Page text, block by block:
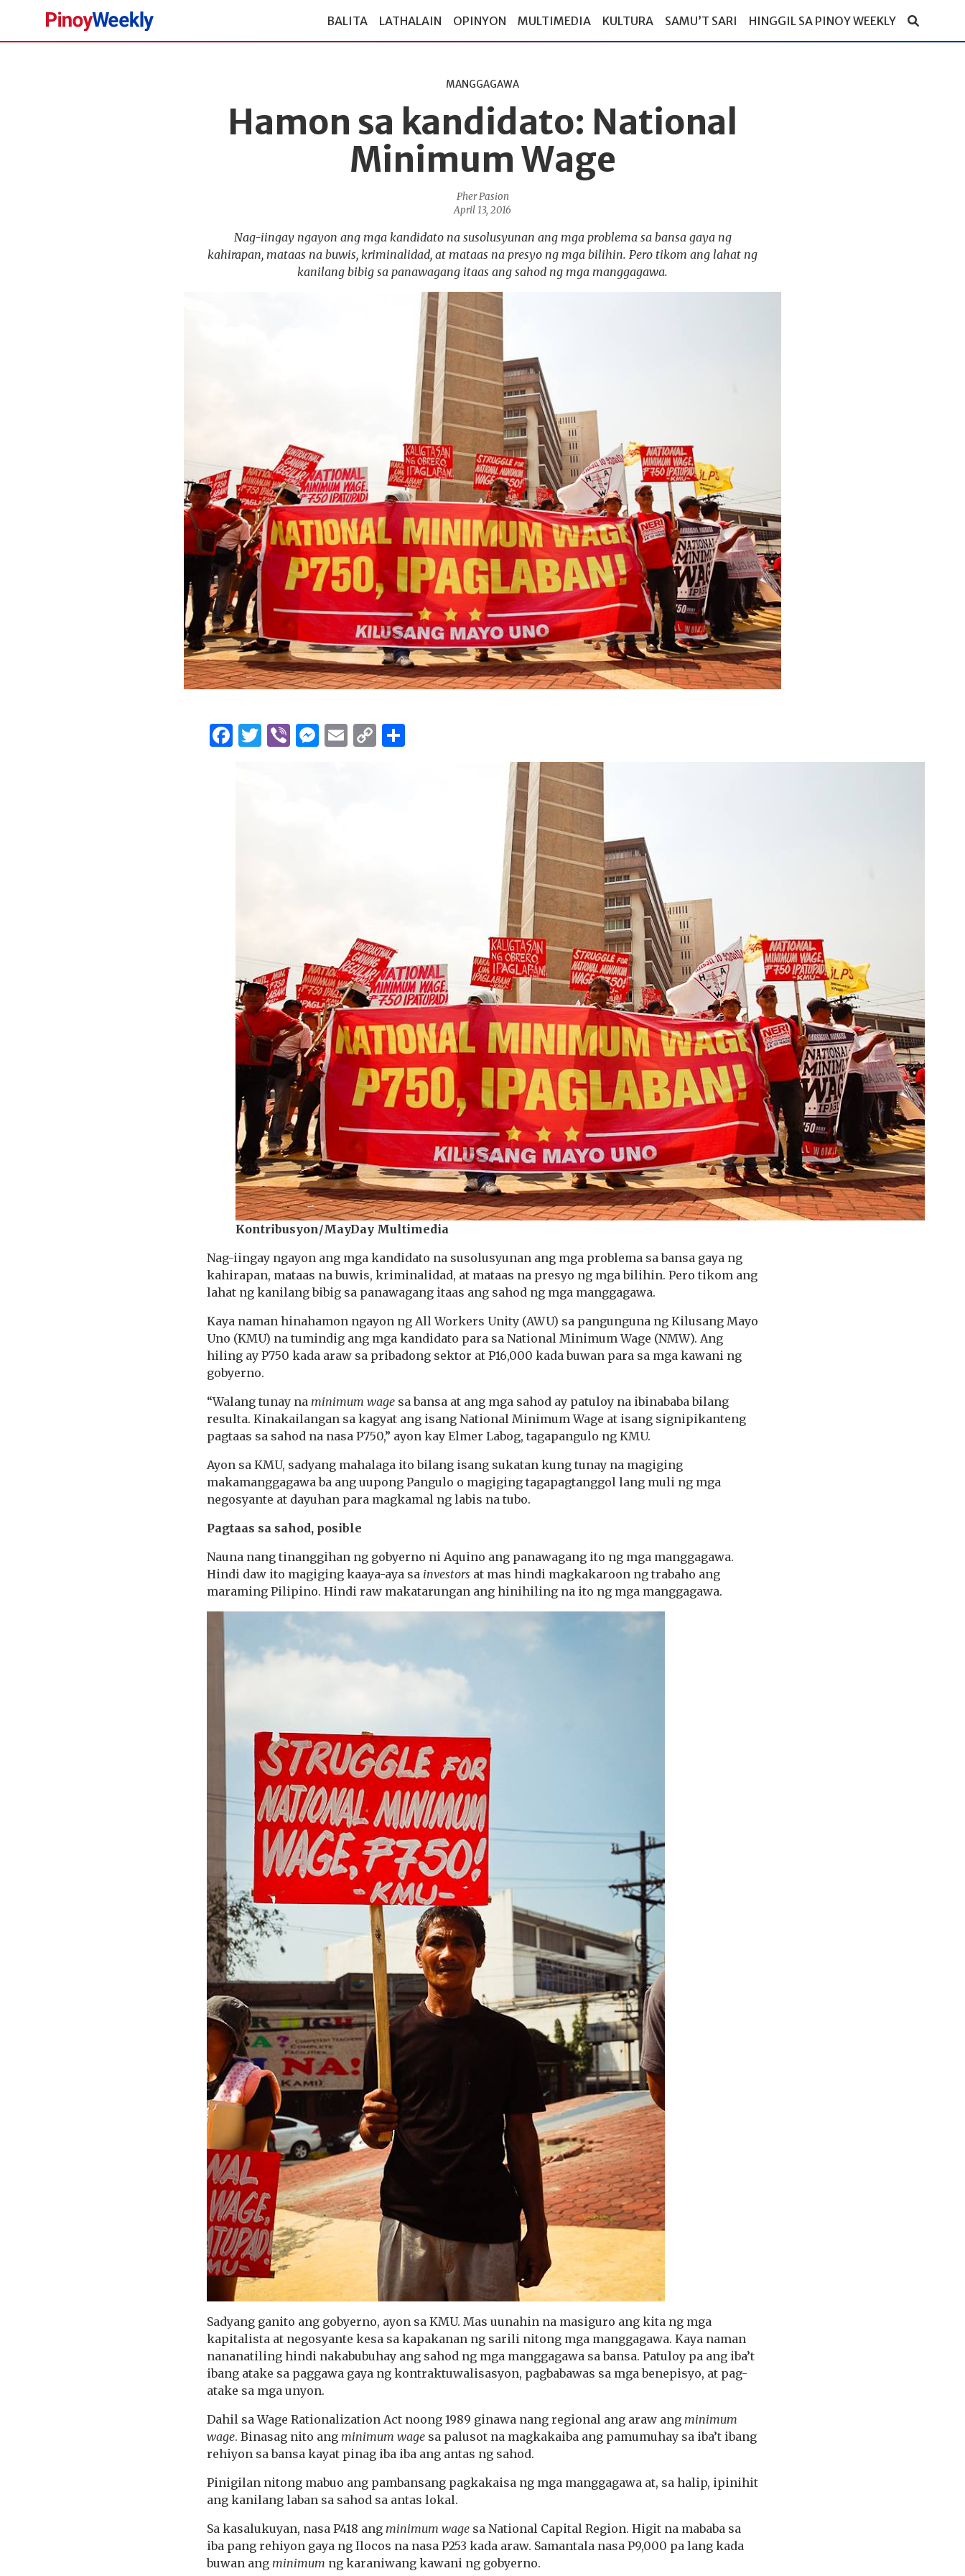
Pinoy
BALITA LATHALAIN OPINYON MULTIMEDIA KULTURA SAMU’T SARI HINGGIL SA PINOY WEEKLY
MANGGAGAWA
Hamon sa kandidato: National
Minimum Wage
Pher Pasion
April 13, 2016
Nag-iingay ngayon ang mga kandidato na susolusyunan ang mga problema sa bansa gaya ng
kahirapan, mataas na buwis, kriminalidad, at mataas na presyo ng mga bilihin. Pero tikom ang lahat ng
kanilang bibig sa panawagang itaas ang sahod ng mga manggagawa.
Facebook
Twitter
ViberMessenger
Email
Copy
Kontribusyon/MayDay Multimedia
Nag-iingay ngayon ang mga kandidato na susolusyunan ang mga problema sa bansa gaya ng
kahirapan, mataas na buwis, kriminalidad, at mataas na presyo ng mga bilihin. Pero tikom ang
lahat ng kanilang bibig sa panawagang itaas ang sahod ng mga manggagawa.
Kaya naman hinahamon ngayon ng All Workers Unity (AWU) sa pangunguna ng Kilusang Mayo
Uno (KMU) na tumindig ang mga kandidato para sa National Minimum Wage (NMW). Ang
hiling ay P750 kada araw sa pribadong sektor at P16,000 kada buwan para sa mga kawani ng
gobyerno.
“Walang tunay na minimum wage sa bansa at ang mga sahod ay patuloy na ibinababa bilang
resulta. Kinakailangan sa kagyat ang isang National Minimum Wage at isang signipikanteng
pagtaas sa sahod na nasa P750,” ayon kay Elmer Labog, tagapangulo ng KMU.
Ayon sa KMU, sadyang mahalaga ito bilang isang sukatan kung tunay na magiging
makamanggagawa ba ang uupong Pangulo o magiging tagapagtanggol lang muli ng mga
negosyante at dayuhan para magkamal ng labis na tubo.
Pagtaas sa sahod, posible
Nauna nang tinanggihan ng gobyerno ni Aquino ang panawagang ito ng mga manggagawa.
Hindi daw ito magiging kaaya-aya sa investors at mas hindi magkakaroon ng trabaho ang
maraming Pilipino. Hindi raw makatarungan ang hinihiling na ito ng mga manggagawa.
Sadyang ganito ang gobyerno, ayon sa KMU. Mas uunahin na masiguro ang kita ng mga
kapitalista at negosyante kesa sa kapakanan ng sarili nitong mga manggagawa. Kaya naman
nananatiling hindi nakabubuhay ang sahod ng mga manggagawa sa bansa. Patuloy pa ang iba’t
ibang atake sa paggawa gaya ng kontraktuwalisasyon, pagbabawas sa mga benepisyo, at pag-
atake sa mga unyon.
Dahil sa Wage Rationalization Act noong 1989 ginawa nang regional ang araw ang minimum
wage. Binasag nito ang minimum wage sa palusot na magkakaiba ang pamumuhay sa iba’t ibang
rehiyon sa bansa kayat pinag iba iba ang antas ng sahod.
Pinigilan nitong mabuo ang pambansang pagkakaisa ng mga manggagawa at, sa halip, ipinihit
ang kanilang laban sa sahod sa antas lokal.
Sa kasalukuyan, nasa P418 ang minimum wage sa National Capital Region. Higit na mababa sa
iba pang rehiyon gaya ng Ilocos na nasa P253 kada araw. Samantala nasa P9,000 pa lang kada
buwan ang minimum ng karaniwang kawani ng gobyerno.